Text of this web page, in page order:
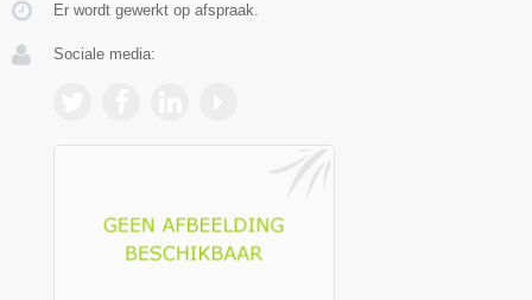
Er wordt gewerkt op afspraak.
Sociale media: